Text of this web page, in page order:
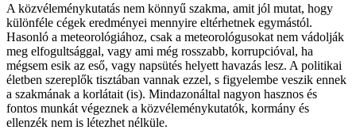
A közvéleménykutatás nem könnyű szakma, amit jól mutat, hogy
különféle cégek eredményei mennyire eltérhetnek egymástól.
Hasonló a meteorológiához, csak a meteorológusokat nem vádolják
meg elfogultsággal, vagy ami még rosszabb, korrupcióval, ha
mégsem esik az eső, vagy napsütés helyett havazás lesz. A politikai
életben szereplők tisztában vannak ezzel, s figyelembe veszik ennek
a szakmának a korlátait (is). Mindazonáltal nagyon hasznos és
fontos munkát végeznek a közvéleménykutatók, kormány és
ellenzék nem is létezhet nélküle.